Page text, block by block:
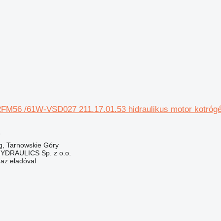
/61W-VSD027 211.17.01.53 hidraulikus motor
Tarnowskie Góry
Sp. z o.o.
eladóval